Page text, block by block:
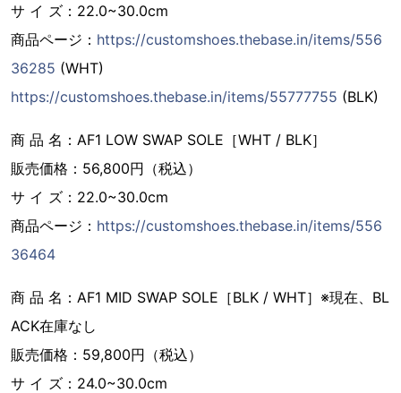
サ イ ズ：22.0~30.0cm
商品ページ： https://customshoes.thebase.in/items/556
36285 (WHT)
https://customshoes.thebase.in/items/55777755 (BLK)
商 品 名：AF1 LOW SWAP SOLE［WHT / BLK］
販売価格：56,800円（税込）
サ イ ズ：22.0~30.0cm
商品ページ： https://customshoes.thebase.in/items/556
36464
商 品 名：AF1 MID SWAP SOLE［BLK / WHT］※現在、BL
ACK在庫なし
販売価格：59,800円（税込）
サ イ ズ：24.0~30.0cm